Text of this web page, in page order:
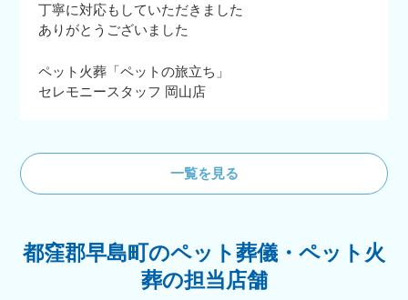
丁寧に対応もしていただきました
ありがとうございました
ペット火葬「ペットの旅立ち」
セレモニースタッフ 岡山店
一覧を見る
都窪郡早島町のペット葬儀・ペット火
葬の担当店舗